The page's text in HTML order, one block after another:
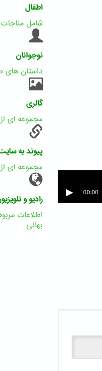
00:00
اطفال
شامل
نوجوانان
داستان های
گالری
مجموعه ای
پیوند به
مجموعه ای
رادیو و
اطلاعات
بهائی